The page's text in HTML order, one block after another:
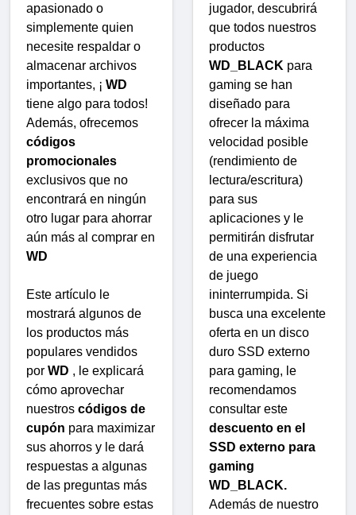
apasionado o
simplemente quien
necesite respaldar o
almacenar archivos
importantes, ¡ WD
tiene algo para todos!
Además, ofrecemos
códigos
promocionales
exclusivos que no
encontrará en ningún
otro lugar para ahorrar
aún más al comprar en
WD
Este artículo le
mostrará algunos de
los productos más
populares vendidos
por WD , le explicará
cómo aprovechar
nuestros códigos de
cupón para maximizar
sus ahorros y le dará
respuestas a algunas
de las preguntas más
frecuentes sobre estas
jugador, descubrirá
que todos nuestros
productos
WD_BLACK para
gaming se han
diseñado para
ofrecer la máxima
velocidad posible
(rendimiento de
lectura/escritura)
para sus
aplicaciones y le
permitirán disfrutar
de una experiencia
de juego
ininterrumpida. Si
busca una excelente
oferta en un disco
duro SSD externo
para gaming, le
recomendamos
consultar este
descuento en el
SSD externo para
gaming
WD_BLACK.
Además de nuestro